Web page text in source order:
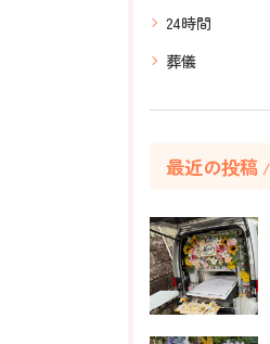
24時間
葬儀
最近の投稿